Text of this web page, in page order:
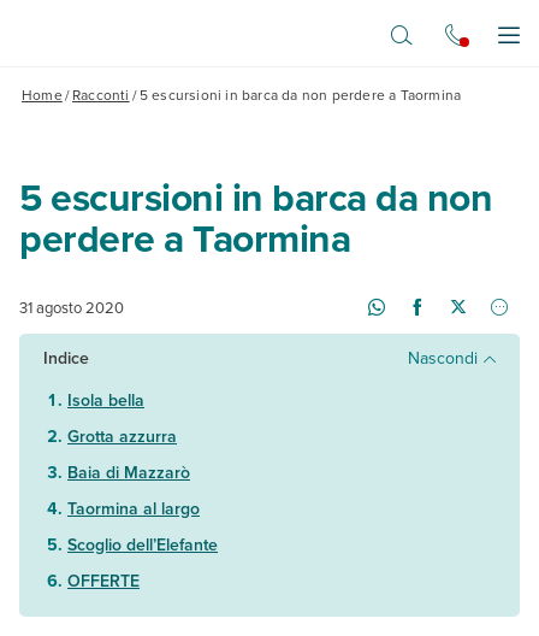
Home/Racconti /5 escursioni in barca da non perdere a Taormina
5 escursioni in barca da non
perdere a Taormina
31 agosto 2020
Indice
Nascondi
Isola bella
Grotta azzurra
Baia di Mazzarò
Taormina al largo
Scoglio dell’Elefante
OFFERTE